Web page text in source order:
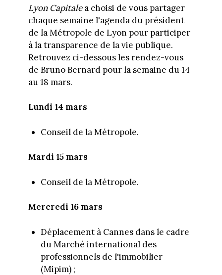
Lyon Capitalea choisi de vous partager
chaque semaine l'agenda du président
de la Métropole de Lyon pour participer
à la transparence de la vie publique.
Retrouvez ci-dessous les rendez-vous
de Bruno Bernard pour la semaine du 14
au 18 mars.
Lundi 14 mars
Conseil de la Métropole.
Mardi 15 mars
Conseil de la Métropole.
Mercredi 16 mars
Déplacement à Cannes dans le cadre
du Marché international des
professionnels de l'immobilier
(Mipim) ;